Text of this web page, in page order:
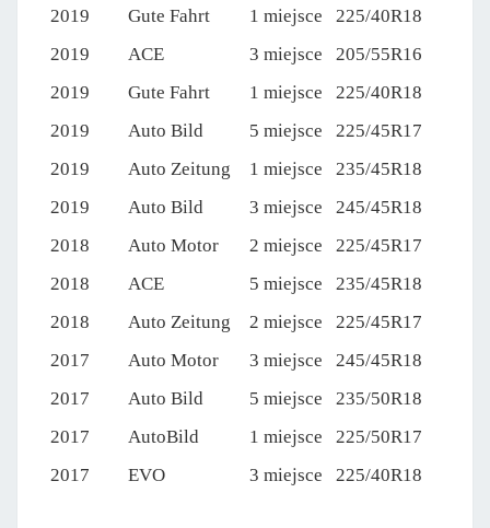
2019
Gute Fahrt 1 miejsce
225/40R18
2019
ACE 3 miejsce
205/55R16
2019
Gute Fahrt 1 miejsce
225/40R18
2019
Auto Bild 5 miejsce
225/45R17
2019
Auto Zeitung 1 miejsce
235/45R18
2019
Auto Bild 3 miejsce
245/45R18
2018
Auto Motor 2 miejsce
225/45R17
2018
ACE 5 miejsce
235/45R18
2018
Auto Zeitung 2 miejsce
225/45R17
2017
Auto Motor 3 miejsce
245/45R18
2017
Auto Bild 5 miejsce
235/50R18
2017
AutoBild 1 miejsce
225/50R17
2017
EVO 3 miejsce 225/40R18